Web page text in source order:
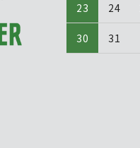
23 24
30 31